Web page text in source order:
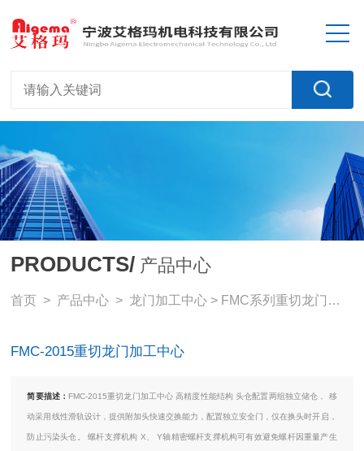
PRODUCTS/ 产品中心
首页 > 产品中心 > 龙门加工中心 > FMC系列重切龙门加工中心
FMC-2015重切龙门加工中心
简要描述： FMC-2015重切龙门加工中心 高精度性能结构 头仓配置两组独立储仓， 移
动采用线性滑轨设计，提供附加头快速交换能力，配置独立安全门，仅在换头时开启，
防止污染头仓。 螺杆支撑机构 X、 Y轴精密螺杆支撑机构可有效避免螺杆因重量产生